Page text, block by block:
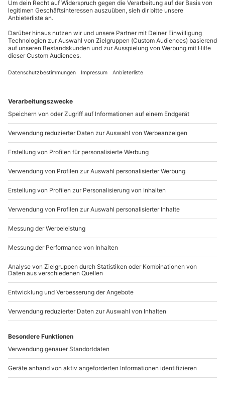
Tauchgang (Neoprenanzug, Maske, Flossen,
Tauchjacke, Atemregler, Druckluftflasche)
Teilnehmer
1 Begleitperson möglich
außer an bundesweiten Feiertagen:
Mo-Fr: 8-20 Uhr | Sa: 10-16 Uhr
Du möchtest als Firma bestellen?
Sichere Dir attraktive Firmenkunden Vorteile.
Mo-Fr: 9-17 Uhr
b2b@mydays.de
www.b2b.mydays.de/
Andere Produkte entdecken
-15% CLUB DEAL
Tauchen mit Nitrox
Wuppertal
1 Person
99,90 €
Tauchen im See
Menden
1 Person
72,90 €